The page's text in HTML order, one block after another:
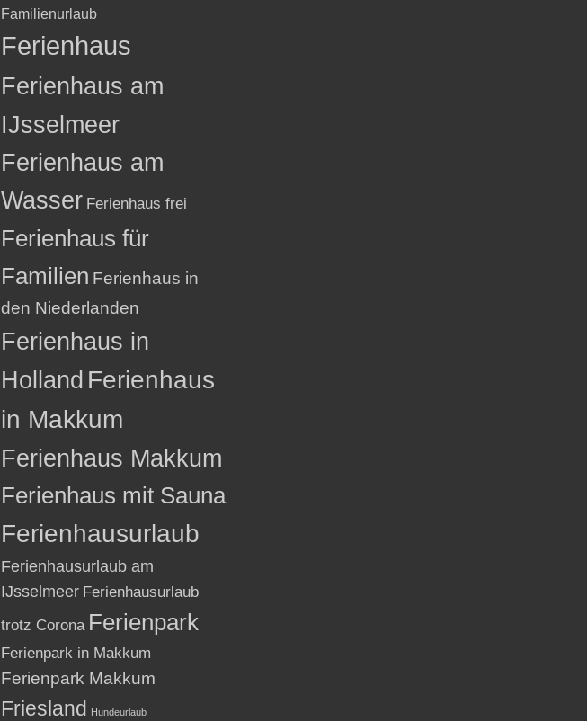
Familienurlaub
Ferienhaus
Ferienhaus am
IJsselmeer
Ferienhaus am
Wasser Ferienhaus frei
Ferienhaus für
Familien Ferienhaus in
den Niederlanden
Ferienhaus in
Holland Ferienhaus
in Makkum
Ferienhaus Makkum
Ferienhaus mit Sauna
Ferienhausurlaub
Ferienhausurlaub am
IJsselmeer Ferienhausurlaub
trotz Corona Ferienpark
Ferienpark in Makkum
Ferienpark Makkum
Friesland Hundeurlaub